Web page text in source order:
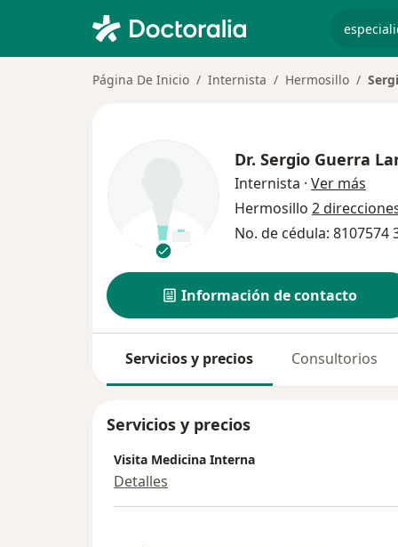
Página De Inicio Internista Hermosillo
Dr. Sergio Guerra
Internista · Ver más
Hermosillo 2
No. de cédula: 8107574
Información de contacto
Servicios y precios Consultorios
Servicios y precios
Visita Medicina Interna
Detalles